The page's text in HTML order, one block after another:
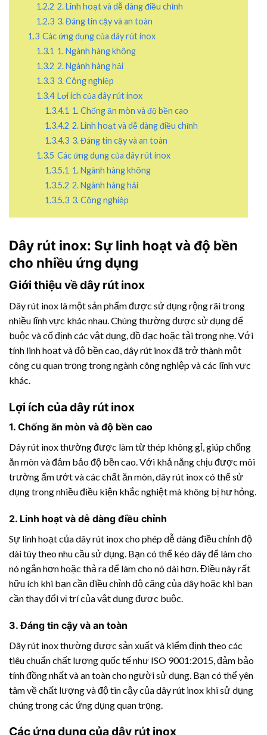
1.2.2 2. Linh hoạt và dễ dàng điều chỉnh
1.2.3 3. Đáng tin cậy và an toàn
1.3 Các ứng dụng của dây rút inox
1.3.1 1. Ngành hàng không
1.3.2 2. Ngành hàng hải
1.3.3 3. Công nghiệp
1.3.4 Lợi ích của dây rút inox
1.3.4.1 1. Chống ăn mòn và độ bền cao
1.3.4.2 2. Linh hoạt và dễ dàng điều chỉnh
1.3.4.3 3. Đáng tin cậy và an toàn
1.3.5 Các ứng dụng của dây rút inox
1.3.5.1 1. Ngành hàng không
1.3.5.2 2. Ngành hàng hải
1.3.5.3 3. Công nghiệp
Dây rút inox: Sự linh hoạt và độ bền
cho nhiều ứng dụng
Giới thiệu về dây rút inox
Dây rút inox là một sản phẩm được sử dụng rộng rãi trong
nhiều lĩnh vực khác nhau. Chúng thường được sử dụng để
buộc và cố định các vật dụng, đồ đạc hoặc tải trọng nhẹ. Với
tính linh hoạt và độ bền cao, dây rút inox đã trở thành một
công cụ quan trọng trong ngành công nghiệp và các lĩnh vực
khác.
Lợi ích của dây rút inox
1. Chống ăn mòn và độ bền cao
Dây rút inox thường được làm từ thép không gỉ, giúp chống
ăn mòn và đảm bảo độ bền cao. Với khả năng chịu được môi
trường ẩm ướt và các chất ăn mòn, dây rút inox có thể sử
dụng trong nhiều điều kiện khắc nghiệt mà không bị hư hỏng.
2. Linh hoạt và dễ dàng điều chỉnh
Sự linh hoạt của dây rút inox cho phép dễ dàng điều chỉnh độ
dài tùy theo nhu cầu sử dụng. Bạn có thể kéo dây để làm cho
nó ngắn hơn hoặc thả ra để làm cho nó dài hơn. Điều này rất
hữu ích khi bạn cần điều chỉnh độ căng của dây hoặc khi bạn
cần thay đổi vị trí của vật dụng được buộc.
3. Đáng tin cậy và an toàn
Dây rút inox thường được sản xuất và kiểm định theo các
tiêu chuẩn chất lượng quốc tế như ISO 9001:2015, đảm bảo
tính đồng nhất và an toàn cho người sử dụng. Bạn có thể yên
tâm về chất lượng và độ tin cậy của dây rút inox khi sử dụng
chúng trong các ứng dụng quan trọng.
Các ứng dụng của dây rút inox